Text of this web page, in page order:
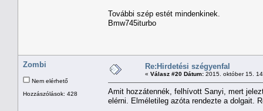
További szép estét mindenkinek.
Bmw745iturbo
Zombi
Nem elérhető
Hozzászólások: 428
Re:Hirdetési szégyenfal
« Válasz #20 Dátum: 2015. október 15.
Amit hozzátennék, felhívott Sanyi, mert
elérni. Elméletileg azóta rendezte a dolgait.